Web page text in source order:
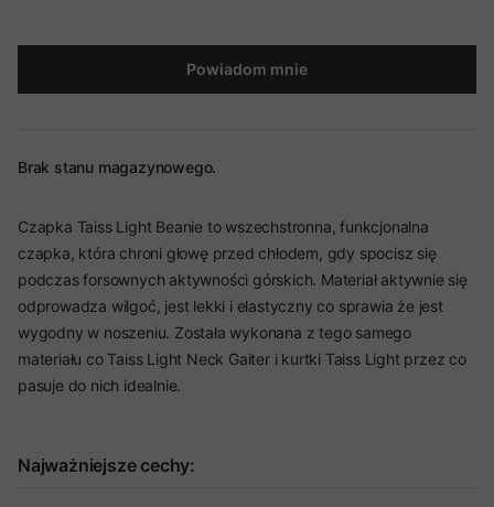
Powiadom mnie
Brak stanu magazynowego.
Czapka Taiss Light Beanie to wszechstronna, funkcjonalna
czapka, która chroni głowę przed chłodem, gdy spocisz się
podczas forsownych aktywności górskich. Materiał aktywnie się
odprowadza wilgoć, jest lekki i elastyczny co sprawia że jest
wygodny w noszeniu. Została wykonana z tego samego
materiału co Taiss Light Neck Gaiter i kurtki Taiss Light przez co
pasuje do nich idealnie.
Najważniejsze cechy: